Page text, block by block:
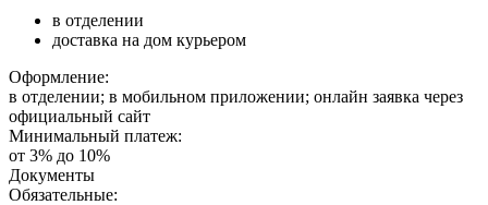
в отделении
доставка на дом курьером
Оформление:
в отделении; в мобильном приложении; онлайн заявка через
официальный сайт
Минимальный платеж:
от 3% до 10%
Документы
Обязательные: